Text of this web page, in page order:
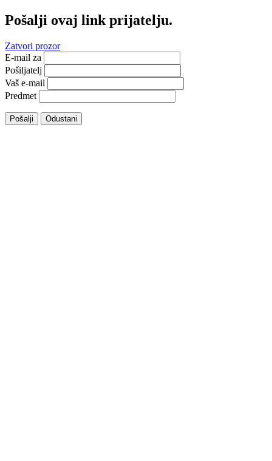
Pošalji ovaj link prijatelju.
Zatvori prozor
E-mail za
Pošiljatelj
Vaš e-mail
Predmet
Pošalji Odustani